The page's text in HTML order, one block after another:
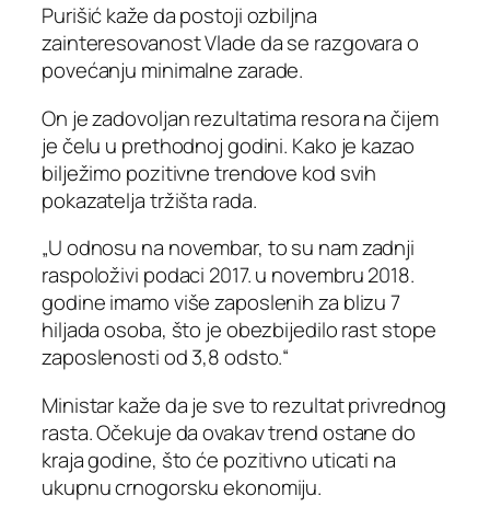
Purišić kaže da postoji ozbiljna
zainteresovanost Vlade da se razgovara o
povećanju minimalne zarade.
On je zadovoljan rezultatima resora na čijem
je čelu u prethodnoj godini. Kako je kazao
bilježimo pozitivne trendove kod svih
pokazatelja tržišta rada.
„U odnosu na novembar, to su nam zadnji
raspoloživi podaci 2017. u novembru 2018.
godine imamo više zaposlenih za blizu 7
hiljada osoba, što je obezbijedilo rast stope
zaposlenosti od 3,8 odsto.“
Ministar kaže da je sve to rezultat privrednog
rasta. Očekuje da ovakav trend ostane do
kraja godine, što će pozitivno uticati na
ukupnu crnogorsku ekonomiju.